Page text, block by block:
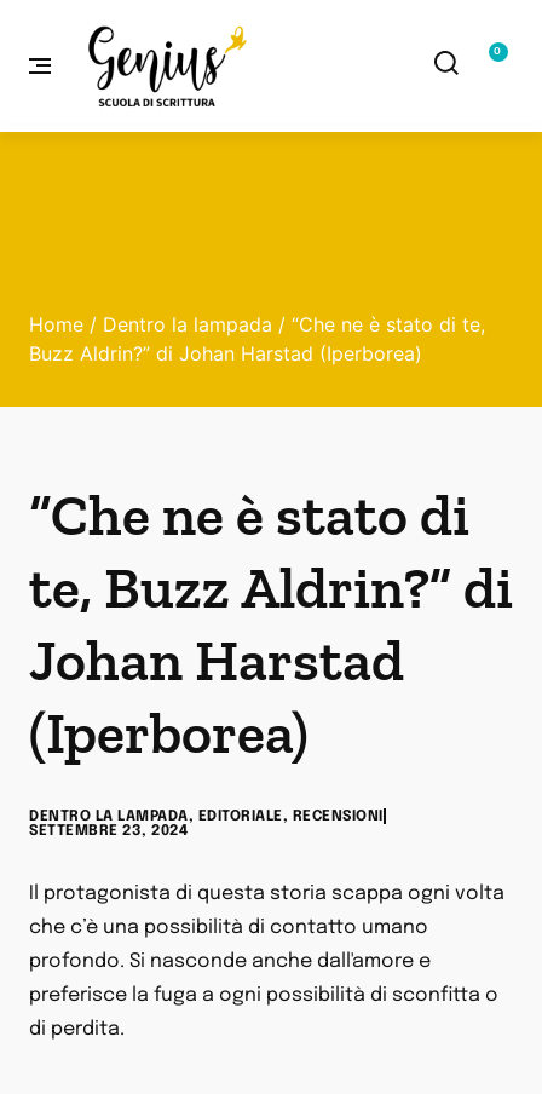
0
Home / Dentro la lampada / “Che ne è stato di te,
Buzz Aldrin?” di Johan Harstad (Iperborea)
“Che ne è stato di
te, Buzz Aldrin?” di
Johan Harstad
(Iperborea)
DENTRO LA LAMPADA, EDITORIALE, RECENSIONI
SETTEMBRE 23, 2024
Il protagonista di questa storia scappa ogni volta
che c’è una possibilità di contatto umano
profondo. Si nasconde anche dall'amore e
preferisce la fuga a ogni possibilità di sconfitta o
di perdita.